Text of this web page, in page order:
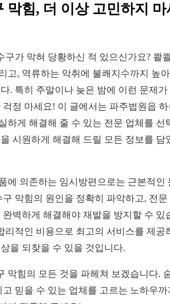
막힘, 더 이상 고민하지 마
구가 막혀 당황하신 적 있으신가요? 콸
고, 역류하는 악취에 불쾌지수까지 높
. 특히 주말이나 늦은 밤에 이런 문제가
정 마세요! 이 글에서는 파주법원읍
하게 해결해 줄 수 있는 전문 업체를 선
시원하게 해결해 드릴 모든 정보를 담
에 의존하는 임시방편으로는 근본적인
막힘의 원인을 정확히 파악하고, 전문
벽하게 해결해야 재발을 방지할 수 있
리적인 비용으로 최고의 서비스를 제공
을 되찾을 수 있을 것입니다.
막힘의 모든 것을 파헤쳐 보겠습니다.
믿을 수 있는 업체를 고르는 노하우까